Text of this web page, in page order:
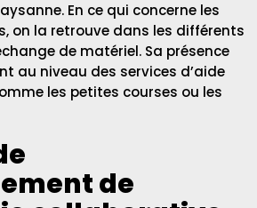
En ce qui concerne les
on la retrouve dans les différents
de matériel. Sa présence
au niveau des services d’aide
les petites courses ou les
de